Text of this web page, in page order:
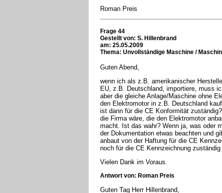
Roman Preis
Frage 44
Gestellt von: S. Hillenbrand
am: 25.05.2009
Thema: Unvollständige Maschine /
Guten Abend,
wenn ich als z.B. amerikanischer
EU, z.B. Deutschland, importiere, muss
aber die gleiche Anlage/Maschine ohne
den Elektromotor in z.B. Deutschland
ist dann für die CE Konformität
die Firma wäre, die den Elektromotor
macht. Ist das wahr? Wenn ja, was oder
der Dokumentation etwas beachten und
anbaut von der Haftung für die CE
noch für die CE Kennzeichnung
Vielen Dank im Voraus.
Antwort von: Roman Preis
Guten Tag Herr Hillenbrand,